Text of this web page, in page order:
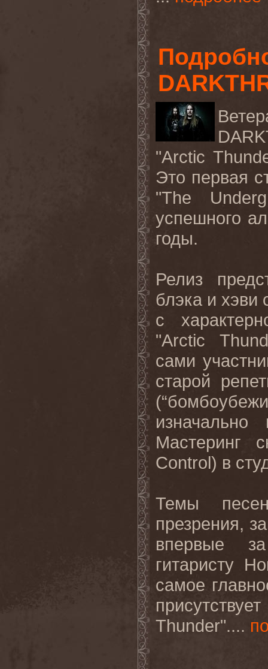
"Arctic
Это первая
"The
успешного
годы.
Релиз
блэка и
с
"Arctic
сами
старой
изначально
Мастеринг
Control) в
Темы
презрения,
впервые
гитаристу
самое
Thunder"....